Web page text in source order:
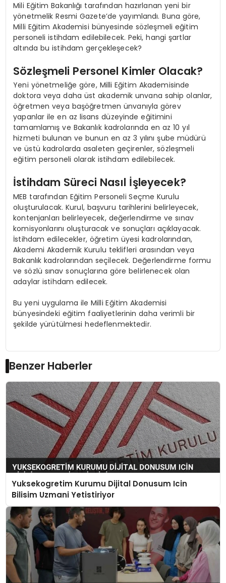
Mili Eğitim Bakanlığı tarafından hazırlanan yeni bir
yönetmelik Resmi Gazete’de yayımlandı. Buna göre,
Milli Eğitim Akademisi bünyesinde sözleşmeli eğitim
personeli istihdam edilebilecek. Peki, hangi şartlar
altında bu istihdam gerçekleşecek?
Sözleşmeli Personel Kimler Olacak?
Yeni yönetmeliğe göre, Milli Eğitim Akademisinde
doktora veya daha üst akademik unvana sahip olanlar,
öğretmen veya başöğretmen ünvanıyla görev
yapanlar ile en az lisans düzeyinde eğitimini
tamamlamış ve Bakanlık kadrolarında en az 10 yıl
hizmeti bulunan ve bunun en az 3 yılını şube müdürü
ve üstü kadrolarda asaleten geçirenler, sözleşmeli
eğitim personeli olarak istihdam edilebilecek.
İstihdam Süreci Nasıl İşleyecek?
MEB tarafından Eğitim Personeli Seçme Kurulu
oluşturulacak. Kurul, başvuru tarihlerini belirleyecek,
kontenjanları belirleyecek, değerlendirme ve sınav
komisyonlarını oluşturacak ve sonuçları açıklayacak.
İstihdam edilecekler, öğretim üyesi kadrolarından,
Akademi Akademik Kurulu teklifleri arasından veya
Bakanlık kadrolarından seçilecek. Değerlendirme formu
ve sözlü sınav sonuçlarına göre belirlenecek olan
adaylar istihdam edilecek.
Bu yeni uygulama ile Milli Eğitim Akademisi
bünyesindeki eğitim faaliyetlerinin daha verimli bir
şekilde yürütülmesi hedeflenmektedir.
Benzer Haberler
Yuksekogretim Kurumu Dijital Donusum Icin
Bilisim Uzmani Yetistiriyor